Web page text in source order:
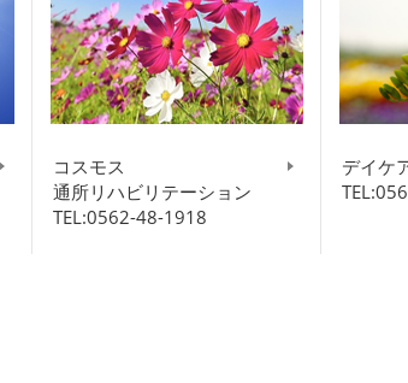
コスモス
通所リハビリテーション
TEL:0562-48-1918
デイケ